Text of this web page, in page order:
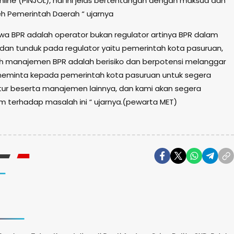
Pemerintah Daerah “ ujarnya
BPR adalah operator bukan regulator artinya BPR dalam
tunduk pada regulator yaitu pemerintah kota pasuruan,
manajemen BPR adalah berisiko dan berpotensi melanggar
kepada pemerintah kota pasuruan untuk segera
beserta manajemen lainnya, dan kami akan segera
terhadap masalah ini “ ujarnya.(pewarta MET)